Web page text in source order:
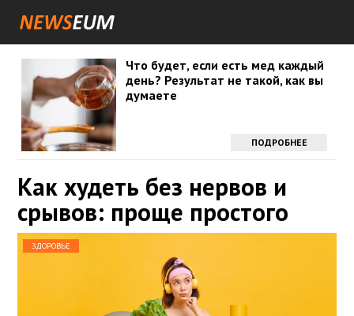
Что будет, если есть мед каждый
день? Результат не такой, как вы
думаете
ПОДРОБНЕЕ
Как худеть без нервов и
срывов: проще простого
ЗДОРОВЬЕ